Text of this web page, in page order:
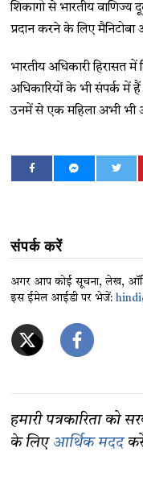
शिकागो से भारतीय
प्रदान करने के लिए मैनिटोबा
भारतीय अधिकारी हिरासत
अधिकारियों के भी संपर्क में
उनमें से एक महिला अभी भी
संपर्क करें
अगर आप कोई सूचना, लेख,
इस ईमेल आईडी पर भेजें:
हमारी पत्रकारिता को
के लिए आर्थिक मदद